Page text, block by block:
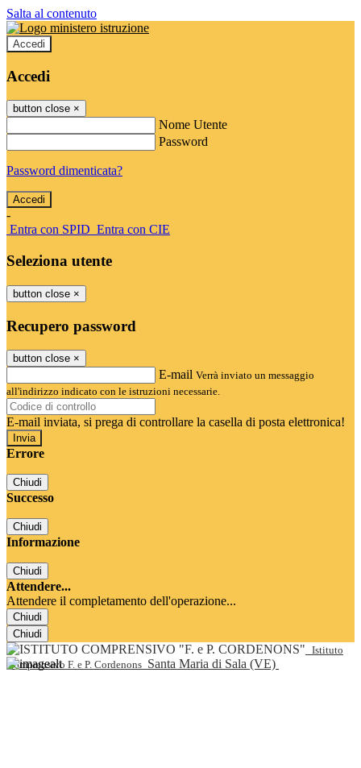
Salta al contenuto
Accedi
Accedi
button close ×
Nome Utente
Password
Password dimenticata?
-
Entra con SPID Entra con CIE
Seleziona utente
button close ×
Recupero password
button close ×
E-mail Verrà inviato un messaggio
all'indirizzo indicato con le istruzioni necessarie.
E-mail inviata, si prega di controllare la casella di posta elettronica!
Errore
Chiudi
Successo
Chiudi
Informazione
Chiudi
Attendere...
Attendere il completamento dell'operazione...
Chiudi
Chiudi
Istituto
Comprensivo F. e P. Cordenons Santa Maria di Sala (VE)